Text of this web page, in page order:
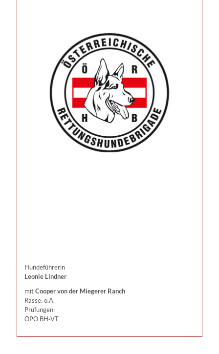
Hundeführerin
Leonie Lindner
mit Cooper von der Miegerer Ranch
Rasse: o.A.
Prüfungen:
ÖPO BH-VT